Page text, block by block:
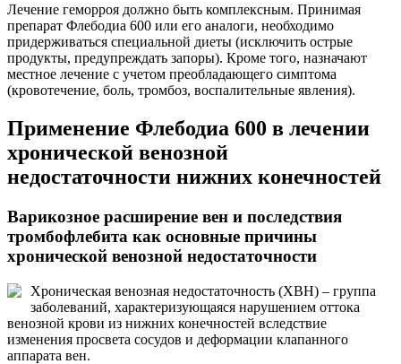
Лечение геморроя должно быть комплексным. Принимая
препарат Флебодиа 600 или его аналоги, необходимо
придерживаться специальной диеты (исключить острые
продукты, предупреждать запоры). Кроме того, назначают
местное лечение с учетом преобладающего симптома
(кровотечение, боль, тромбоз, воспалительные явления).
Применение Флебодиа 600 в лечении
хронической венозной
недостаточности нижних конечностей
Варикозное расширение вен и последствия
тромбофлебита как основные причины
хронической венозной недостаточности
Хроническая венозная недостаточность (ХВН) – группа
заболеваний, характеризующаяся нарушением оттока
венозной крови из нижних конечностей вследствие
изменения просвета сосудов и деформации клапанного
аппарата вен.